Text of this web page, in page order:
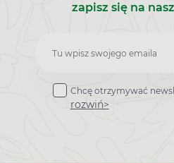
zapisz się na
Zapisz
do
newslettera
Chcę otrzymywać
rozwiń>